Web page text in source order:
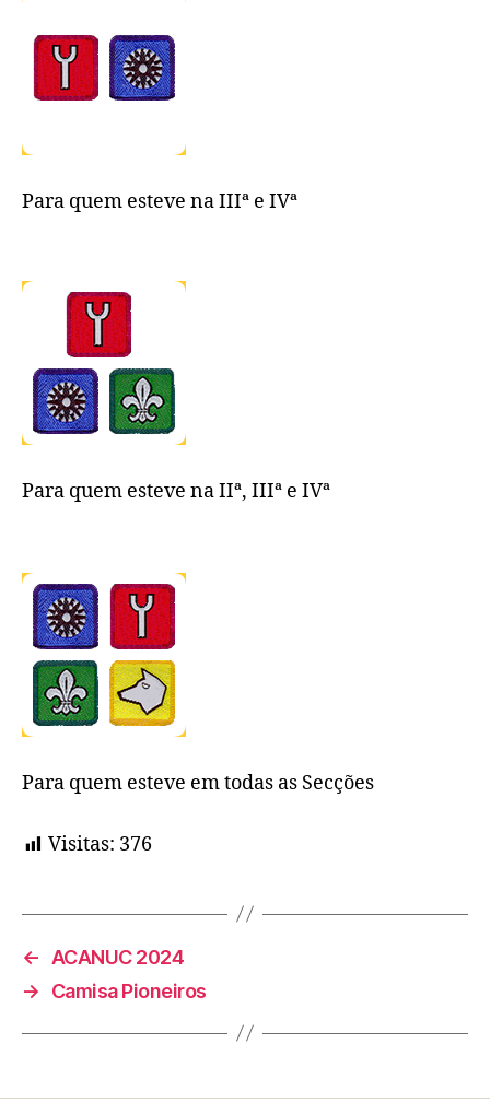
Para quem esteve na IIIª e IVª
Para quem esteve na IIª, IIIª e IVª
Para quem esteve em todas as Secções
Visitas: 376
←
ACANUC 2024
→
Camisa Pioneiros